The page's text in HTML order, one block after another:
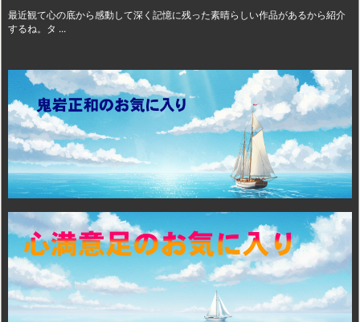
最近観て心の底から感動して深く記憶に残った素晴らしい作品があるから紹介
するね。タ ...